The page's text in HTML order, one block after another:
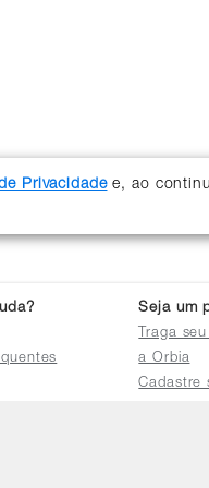
Privacidadee, ao
Seja um
Traga
a Orbia
Cadastre